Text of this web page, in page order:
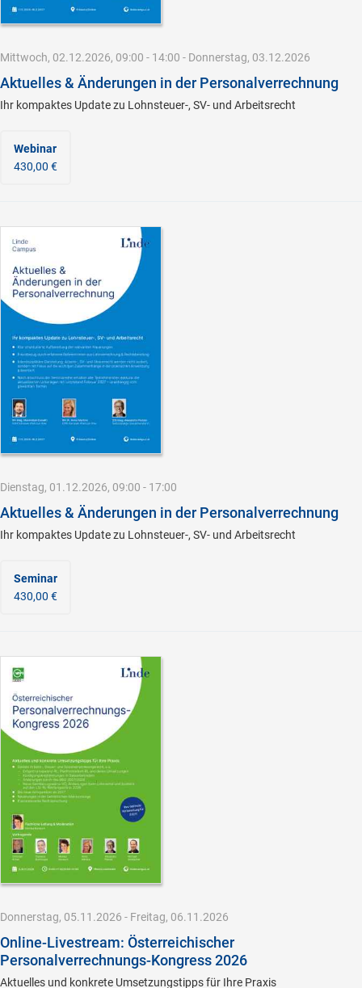
Mittwoch, 02.12.2026, 09:00 - 14:00 - Donnerstag, 03.12.2026
Aktuelles & Änderungen in der Personalverrechnung
Ihr kompaktes Update zu Lohnsteuer-, SV- und Arbeitsrecht
Webinar
430,00 €
Dienstag, 01.12.2026, 09:00 - 17:00
Aktuelles & Änderungen in der Personalverrechnung
Ihr kompaktes Update zu Lohnsteuer-, SV- und Arbeitsrecht
Seminar
430,00 €
Donnerstag, 05.11.2026 - Freitag, 06.11.2026
Online-Livestream: Österreichischer
Personalverrechnungs-Kongress 2026
Aktuelles und konkrete Umsetzungstipps für Ihre Praxis